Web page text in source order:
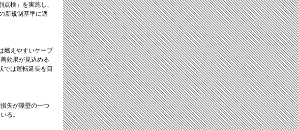
検」を実施し、
新規制基準に適
燃えやすいケーブ
効果が見込める
では運転延長を目
失が障壁の一つ
る。